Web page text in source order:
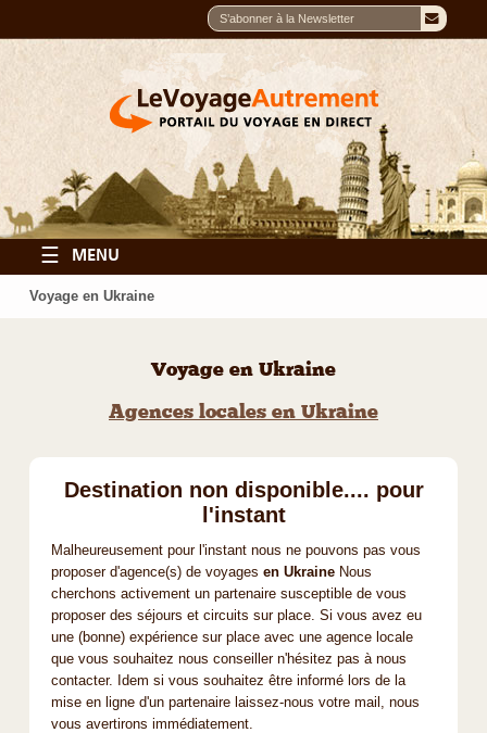
☰ MENU
Voyage en Ukraine
Voyage en Ukraine
Agences locales en Ukraine
Destination non disponible.... pour
l'instant
Malheureusement pour l'instant nous ne pouvons pas vous
proposer d'agence(s) de voyages en Ukraine Nous
cherchons activement un partenaire susceptible de vous
proposer des séjours et circuits sur place. Si vous avez eu
une (bonne) expérience sur place avec une agence locale
que vous souhaitez nous conseiller n'hésitez pas à nous
contacter. Idem si vous souhaitez être informé lors de la
mise en ligne d'un partenaire laissez-nous votre mail, nous
vous avertirons immédiatement.